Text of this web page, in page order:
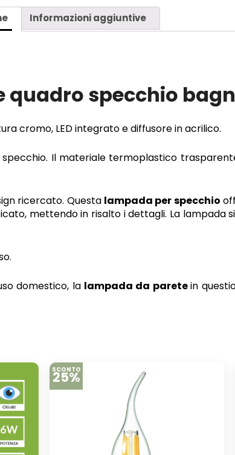
DA
PARETE
QUANTITÀ
Informazioni aggiuntive
quadro specchio
cromo, LED integrato e diffusore in acrilico.
Il materiale termoplastico
ricercato. Questa lampada per specchio
mettendo in risalto i dettagli. La lampada
domestico, la lampada da paretein
SCONTO
25%